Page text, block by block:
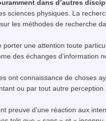
dans d’autres
sciences physiques. La
les méthodes de recherche
porter une attention toute
des échanges d’information
ont connaissance de choses
ou par tout autre
preuve d’une réaction aux